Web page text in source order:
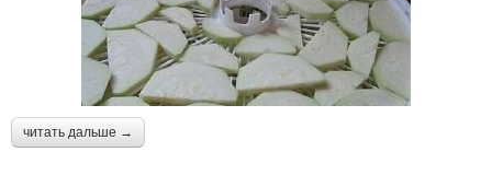
читать дальше →